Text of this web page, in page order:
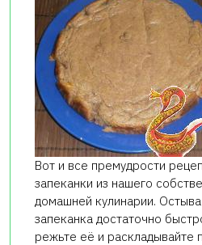
Вот и все премудрости
запеканки из нашего
домашней кулинарии.
запеканка достаточно
режьте её и раскладывайте